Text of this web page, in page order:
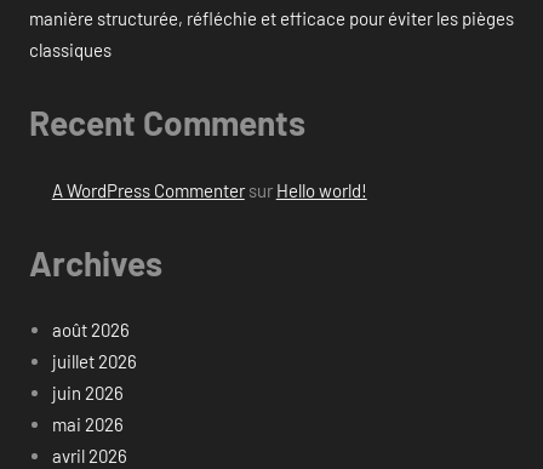
manière structurée, réfléchie et efficace pour éviter les pièges
classiques
Recent Comments
A WordPress Commentersur Hello world!
Archives
août 2026
juillet 2026
juin 2026
mai 2026
avril 2026